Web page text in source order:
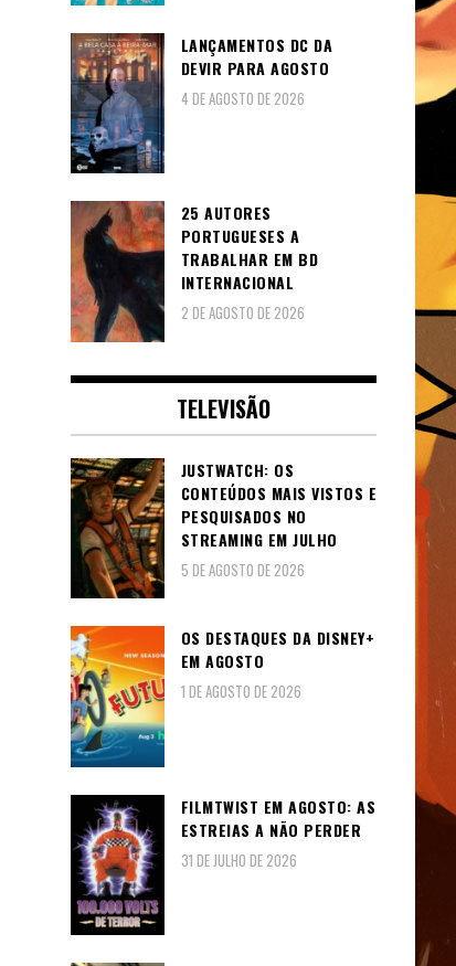
LANÇAMENTOS DC DA
DEVIR PARA AGOSTO
4 DE AGOSTO DE 2026
25 AUTORES
PORTUGUESES A
TRABALHAR EM BD
INTERNACIONAL
2 DE AGOSTO DE 2026
TELEVISÃO
JUSTWATCH: OS
CONTEÚDOS MAIS VISTOS E
PESQUISADOS NO
STREAMING EM JULHO
5 DE AGOSTO DE 2026
OS DESTAQUES DA DISNEY+
EM AGOSTO
1 DE AGOSTO DE 2026
FILMTWIST EM AGOSTO: AS
ESTREIAS A NÃO PERDER
31 DE JULHO DE 2026